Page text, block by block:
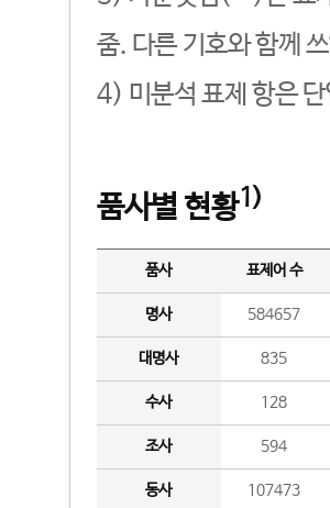
줌. 다른 기호와 함께
4) 미분석 표제 항은
품사별 현황1)
품사 표제어 수
명사 584657
대명사 835
수사 128
조사 594
동사 107473